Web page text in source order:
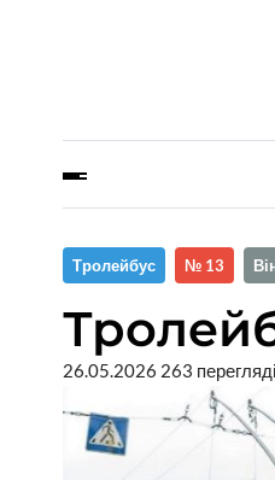
Тролейбус № 13
26.05.2026 263